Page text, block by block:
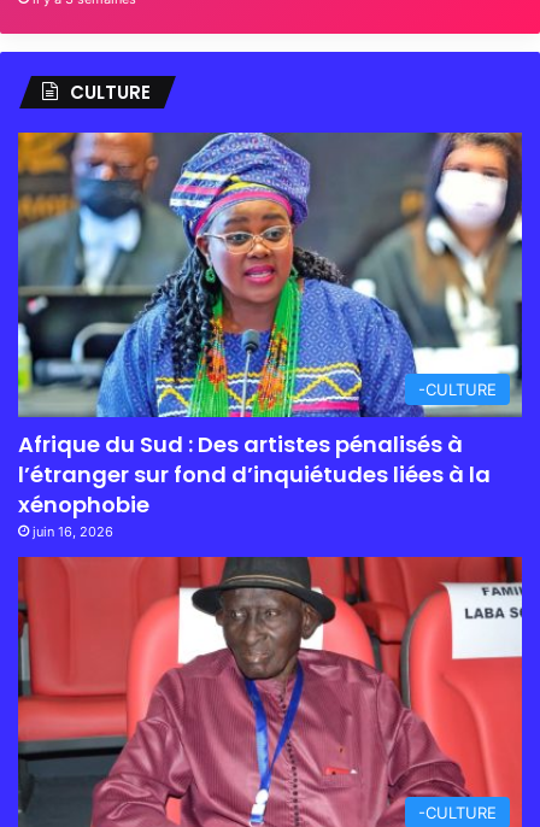
CULTURE
-CULTURE
Afrique du Sud : Des artistes pénalisés à
l’étranger sur fond d’inquiétudes liées à la
xénophobie
juin 16, 2026
-CULTURE